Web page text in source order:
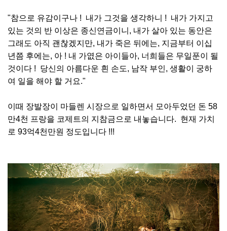
"참으로 유감이구나 ! 내가 그것을 생각하니 ! 내가 가지고
있는 것의 반 이상은 종신연금이니, 내가 살아 있는 동안은
그래도 아직 괜찮겠지만, 내가 죽은 뒤에는, 지금부터 이십
년쯤 후에는, 아 ! 내 가엾은 아이들아, 너희들은 무일푼이 될
것이다 ! 당신의 아름다운 흰 손도, 남작 부인, 생활이 궁하
여 일을 해야 할 거요."
이때 장발장이 마들렌 시장으로 일하면서 모아두었던 돈 58
만4천 프랑을 코제트의 지참금으로 내놓습니다. 현재 가치
로 93억4천만원 정도입니다 !!!